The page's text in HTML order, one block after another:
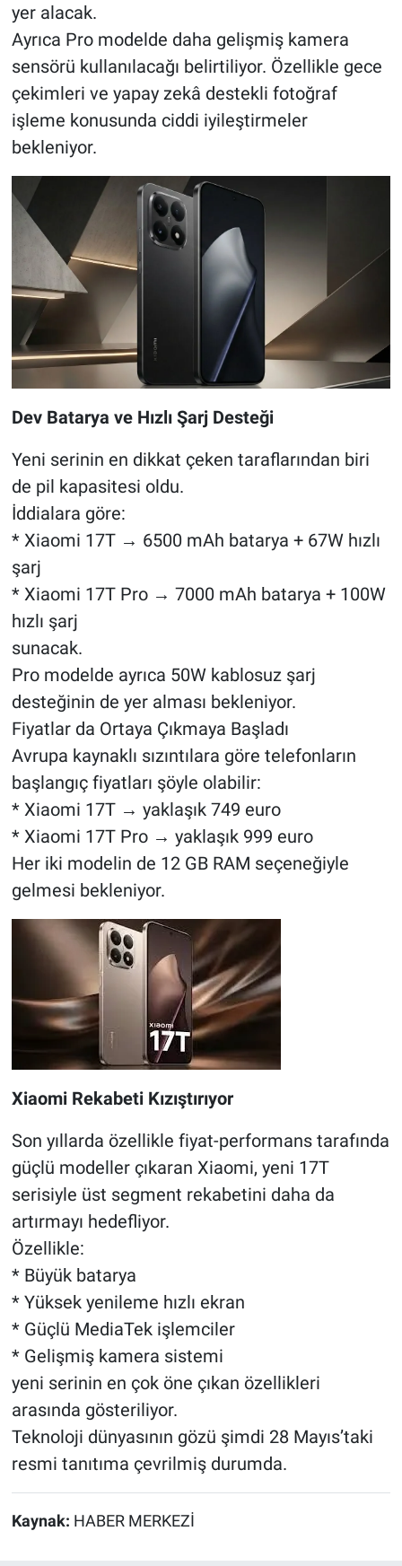
yer alacak.
Ayrıca Pro modelde daha gelişmiş kamera
sensörü kullanılacağı belirtiliyor. Özellikle gece
çekimleri ve yapay zekâ destekli fotoğraf
işleme konusunda ciddi iyileştirmeler
bekleniyor.
Dev Batarya ve Hızlı Şarj Desteği
Yeni serinin en dikkat çeken taraflarından biri
de pil kapasitesi oldu.
İddialara göre:
* Xiaomi 17T → 6500 mAh batarya + 67W hızlı
şarj
* Xiaomi 17T Pro → 7000 mAh batarya + 100W
hızlı şarj
sunacak.
Pro modelde ayrıca 50W kablosuz şarj
desteğinin de yer alması bekleniyor.
Fiyatlar da Ortaya Çıkmaya Başladı
Avrupa kaynaklı sızıntılara göre telefonların
başlangıç fiyatları şöyle olabilir:
* Xiaomi 17T → yaklaşık 749 euro
* Xiaomi 17T Pro → yaklaşık 999 euro
Her iki modelin de 12 GB RAM seçeneğiyle
gelmesi bekleniyor.
Xiaomi Rekabeti Kızıştırıyor
Son yıllarda özellikle fiyat-performans tarafında
güçlü modeller çıkaran Xiaomi, yeni 17T
serisiyle üst segment rekabetini daha da
artırmayı hedefliyor.
Özellikle:
* Büyük batarya
* Yüksek yenileme hızlı ekran
* Güçlü MediaTek işlemciler
* Gelişmiş kamera sistemi
yeni serinin en çok öne çıkan özellikleri
arasında gösteriliyor.
Teknoloji dünyasının gözü şimdi 28 Mayıs’taki
resmi tanıtıma çevrilmiş durumda.
Kaynak: HABER MERKEZİ